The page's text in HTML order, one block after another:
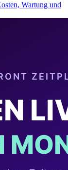
Wartung und